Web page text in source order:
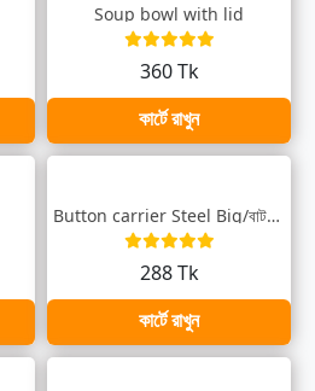
Soup bowl with lid
360 Tk
কার্টে রাখুন
Button carrier Steel Big/বাটন টিফিনবক্স
288 Tk
কার্টে রাখুন